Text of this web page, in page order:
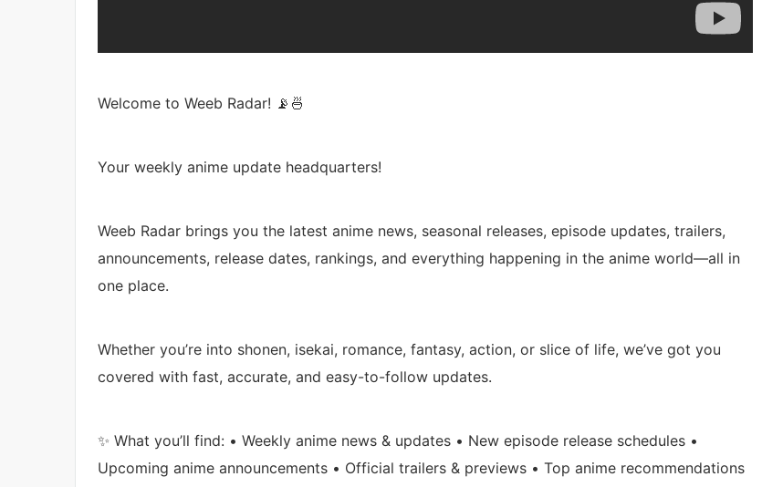
Welcome to Weeb Radar! 📡🍜
Your weekly anime update headquarters!
Weeb Radar brings you the latest anime news, seasonal releases, episode updates, trailers,
announcements, release dates, rankings, and everything happening in the anime world—all in
one place.
Whether you’re into shonen, isekai, romance, fantasy, action, or slice of life, we’ve got you
covered with fast, accurate, and easy-to-follow updates.
✨ What you’ll find: • Weekly anime news & updates • New episode release schedules •
Upcoming anime announcements • Official trailers & previews • Top anime recommendations